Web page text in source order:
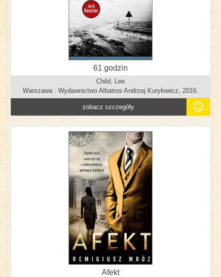
61 godzin
Child, Lee
Warszawa : Wydawnictwo Albatros Andrzej Kuryłowicz, 2016.
zobacz szczegóły
Afekt